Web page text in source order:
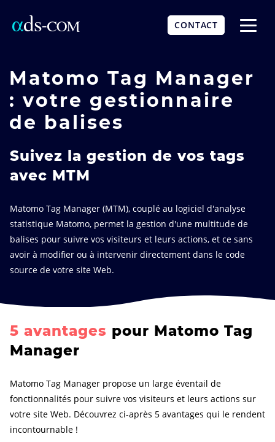
CONTACT
Matomo Tag Manager
: votre gestionnaire
de balises
Suivez la gestion de vos tags
avec MTM
Matomo Tag Manager (MTM), couplé au logiciel d'analyse
statistique Matomo, permet la gestion d'une multitude de
balises pour suivre vos visiteurs et leurs actions, et ce sans
avoir à modifier ou à intervenir directement dans le code
source de votre site Web.
5 avantages pour Matomo Tag
Manager
Matomo Tag Manager propose un large éventail de
fonctionnalités pour suivre vos visiteurs et leurs actions sur
votre site Web. Découvrez ci-après 5 avantages qui le rendent
incontournable !